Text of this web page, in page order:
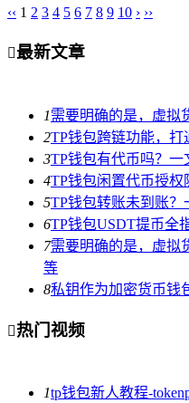
‹‹ 1 2 3 4 5 6 7 8 9 10 › ››
最新文章
1需要明确的是，虚拟
2TP钱包跨链功能，打
3TP钱包有代币吗？
4TP钱包闲置代币授
5TP钱包转账未到账
6TP钱包USDT提币全
7需要明确的是，虚拟
等
8私钥作为加密货币钱
热门视频
1tp钱包新人教程-